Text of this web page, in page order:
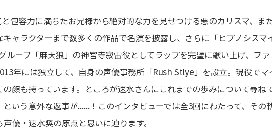
包容力に満ちたお兄様から絶対的な力を見せつける悪のカリスマ、ま
ャラクターまで数多くの作品で名演を披露し、さらに「ヒプノシスマ
ループ「麻天狼」の神宮寺寂雷役としてラップを完璧に歌い上げ、フ
年には独立して、自身の声優事務所「Rush Stlye」を設立。現役でマ
顔も持っています。ところが速水さんにこれまでの歩みについて尋ね
いう意外な返事が......！このインタビューでは全3回にわたって、その
優・速水奨の原点と思いに迫ります。